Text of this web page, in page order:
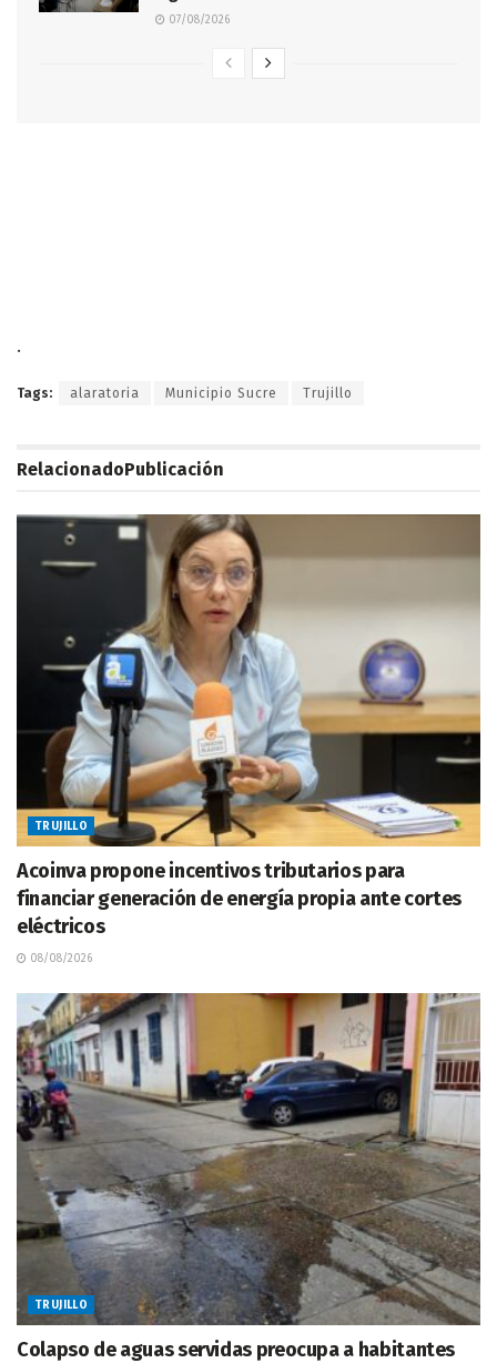
07/08/2026
.
Tags: alaratoria Municipio Sucre Trujillo
RelacionadoPublicación
TRUJILLO
Acoinva propone incentivos tributarios para
financiar generación de energía propia ante cortes
eléctricos
08/08/2026
TRUJILLO
Colapso de aguas servidas preocupa a habitantes